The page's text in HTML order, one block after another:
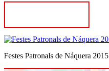
Festes Patronals de Náquera 2015